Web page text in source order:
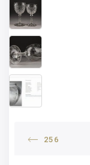
256